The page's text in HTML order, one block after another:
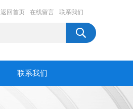
返回首页 在线留言 联系我们
联系我们